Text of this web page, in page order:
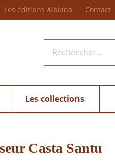
Les éditions Albiana Contact
Les collections
Casta Santu